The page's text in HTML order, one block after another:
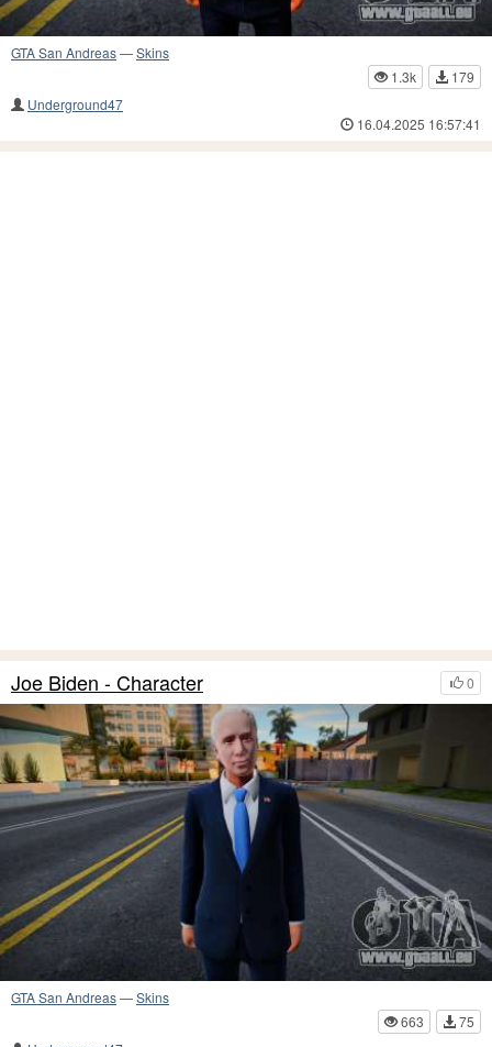
GTA San Andreas—Skins
1.3k
179
Underground47
16.04.2025 16:57:41
0
Joe Biden - Character
GTA San Andreas—Skins
663
75